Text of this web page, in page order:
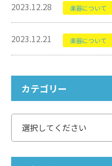
2023.12.28 楽器について
2023.12.21 楽器について
カテゴリー